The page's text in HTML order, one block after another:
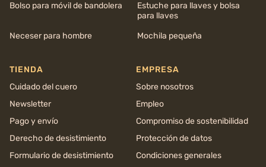
Bolso para móvil de bandolera
Estuche para llaves y bolsa
para llaves
Neceser para hombre
Mochila pequeña
TIENDA
Cuidado del cuero
Newsletter
Pago y envío
Derecho de desistimiento
Formulario de desistimiento
EMPRESA
Sobre nosotros
Empleo
Compromiso de sostenibilidad
Protección de datos
Condiciones generales